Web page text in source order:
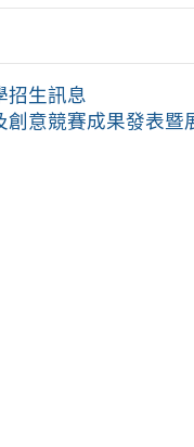
招生訊息
意競賽成果發表暨